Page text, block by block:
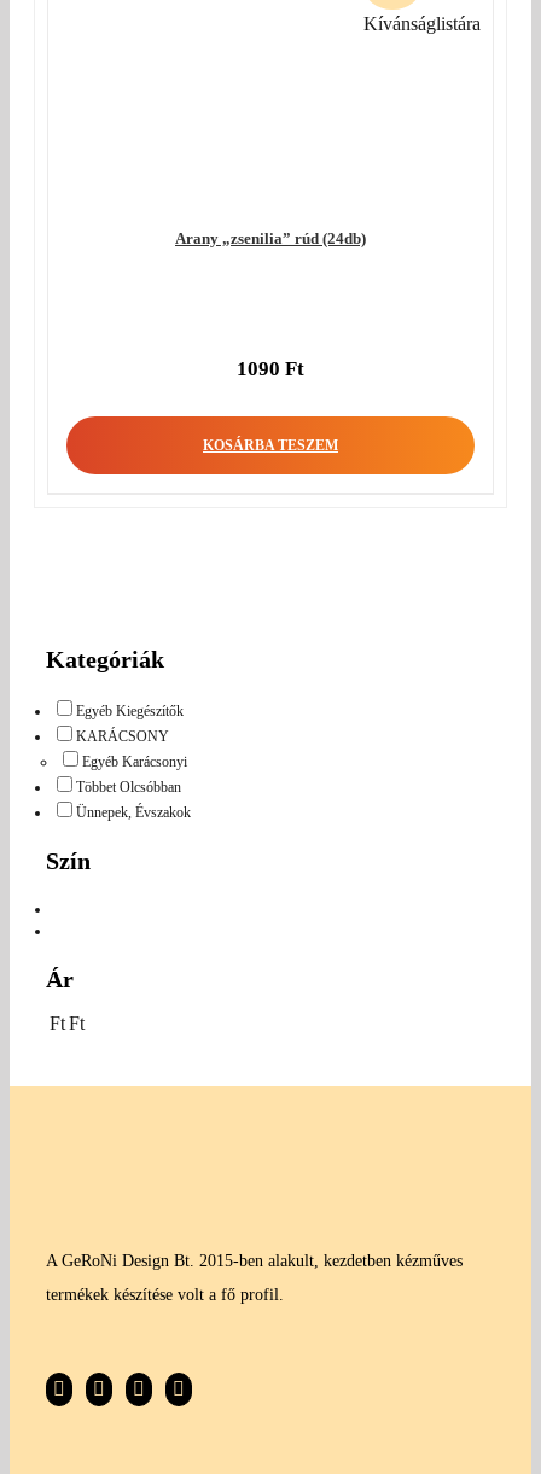
Arany „zsenilia” rúd (24db)
1090 Ft
KOSÁRBA TESZEM
Kívánságlistára
Kategóriák
Egyéb Kiegészítők
KARÁCSONY
Egyéb Karácsonyi
Többet Olcsóbban
Ünnepek, Évszakok
Szín
Ár
FtFt
A GeRoNi Design Bt. 2015-ben alakult, kezdetben kézműves
termékek készítése volt a fő profil.